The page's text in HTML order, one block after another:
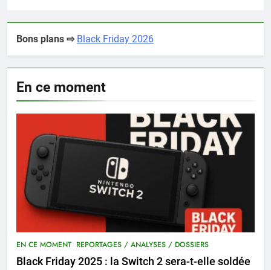
Bons plans ⇨ Black Friday 2026
En ce moment
EN CE MOMENT REPORTAGES / ANALYSES / DOSSIERS
Black Friday 2025 : la Switch 2 sera-t-elle soldée